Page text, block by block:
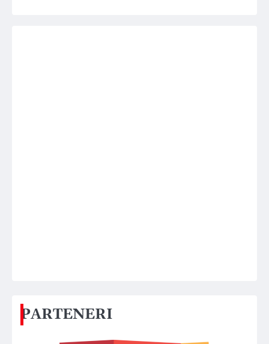
PARTENERI